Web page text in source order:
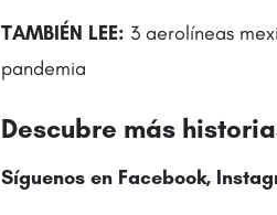
TAMBIÉN LEE: 3 aerolíneas
pandemia
Descubre más
Síguenos en Facebook,